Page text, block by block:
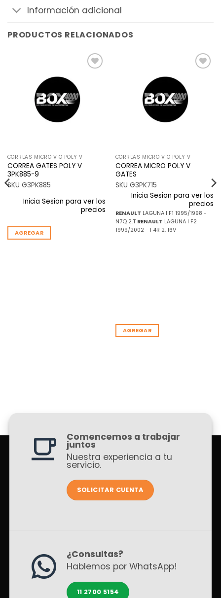
Información adicional
PRODUCTOS RELACIONADOS
deseos
CORREAS MICRO V O POLY V
CORREA GATES POLY V
3PK885-9
SKU G3PK885
Inicia Sesion para ver los
precios
AGREGAR
deseos
CORREAS MICRO V O POLY V
CORREA MICRO POLY V
GATES
SKU G3PK715
Inicia Sesion para ver los
precios
RENAULT LAGUNA I F1 1995/1998 -
N7Q 2.T RENAULT LAGUNA I F2
1999/2002 - F4R 2. 16V
AGREGAR
Comencemos a trabajar
juntos
Nuestra experiencia a tu
servicio.
SOLICITAR CUENTA
¿Consultas?
Hablemos por WhatsApp!
11 2700 5154